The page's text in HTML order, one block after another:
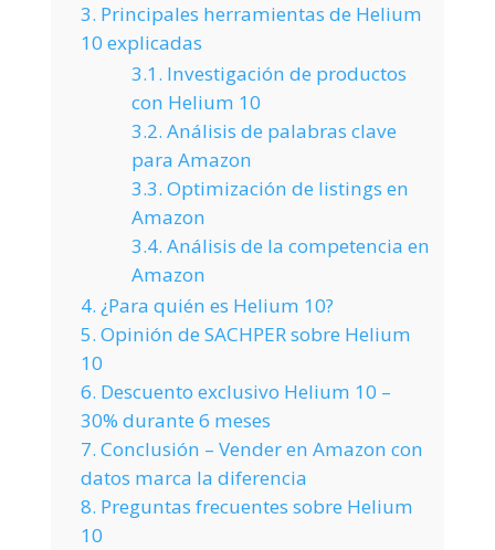
3. Principales herramientas de Helium
10 explicadas
3.1. Investigación de productos
con Helium 10
3.2. Análisis de palabras clave
para Amazon
3.3. Optimización de listings en
Amazon
3.4. Análisis de la competencia en
Amazon
4. ¿Para quién es Helium 10?
5. Opinión de SACHPER sobre Helium
10
6. Descuento exclusivo Helium 10 –
30% durante 6 meses
7. Conclusión – Vender en Amazon con
datos marca la diferencia
8. Preguntas frecuentes sobre Helium
10